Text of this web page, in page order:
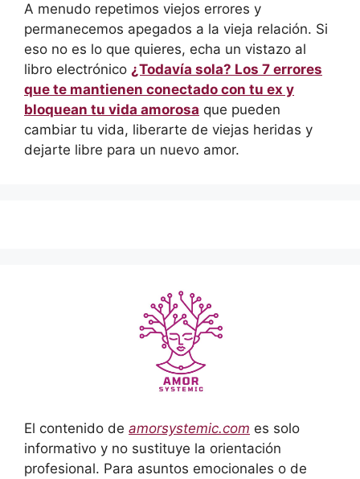
A menudo repetimos viejos errores y
permanecemos apegados a la vieja relación. Si
eso no es lo que quieres, echa un vistazo al
libro electrónico ¿Todavía sola? Los 7 errores
que te mantienen conectado con tu ex y
bloquean tu vida amorosa que pueden
cambiar tu vida, liberarte de viejas heridas y
dejarte libre para un nuevo amor.
El contenido de amorsystemic.com es solo
informativo y no sustituye la orientación
profesional. Para asuntos emocionales o de